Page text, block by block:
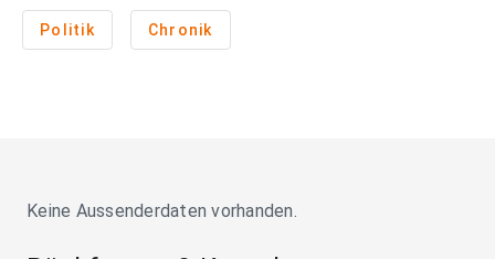
Politik Chronik
Keine Aussenderdaten vorhanden.